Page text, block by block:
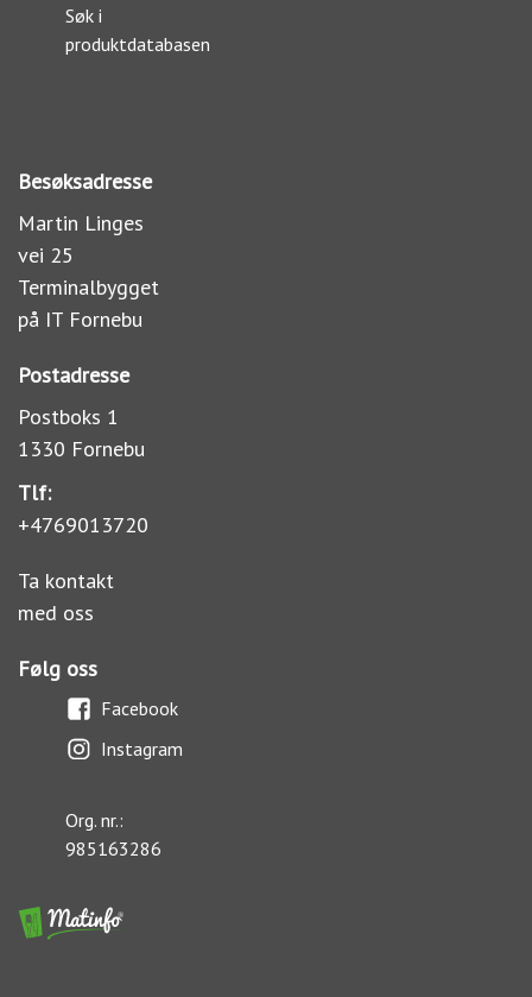
Søk i
produktdatabasen
Besøksadresse
Martin Linges
vei 25
Terminalbygget
på IT Fornebu
Postadresse
Postboks 1
1330 Fornebu
Tlf:
+4769013720
Ta kontakt
med oss
Følg oss
Facebook
Instagram
Org. nr.:
985163286